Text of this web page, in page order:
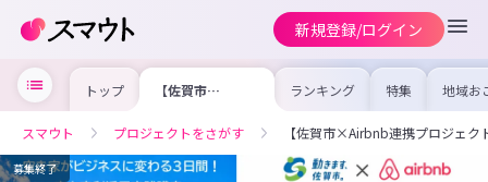
新規登録/ログイン
トップ 【佐賀市
×Airbnb連携プ
ビースクール（空
き家利活用実践講
座）
ランキング 特集 地域お
の求
を集め
事内容
を比較
けよう
スマウト プロジェクトをさがす 【佐賀市×Airbnb連携プロジェク
募集終了